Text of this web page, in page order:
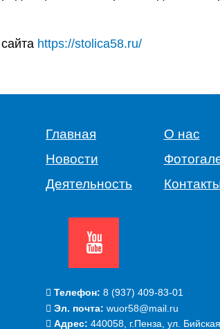
https://stolica58.ru/
Главная
О нас
Новости
Деятельность
Телефон: ‭8 (937) 409-83-01‬
Эл. почта: wuor58@mail.ru
Адрес: 440058, г.Пенза, ул.